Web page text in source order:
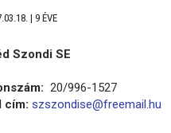
| 9 ÉVE
Szondi SE
20/996-1527
cím: szszondise@freemail.hu